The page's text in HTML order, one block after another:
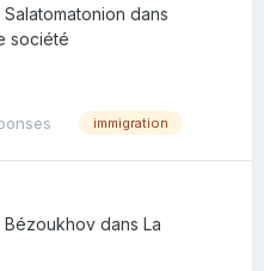
Salatomatonion dans
société
immigration
Bézoukhov dans La